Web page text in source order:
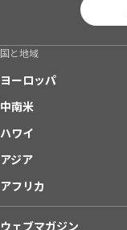
国と地域
ヨーロッパ
中南米
ハワイ
アジア
アフリカ
ウェブマガジン